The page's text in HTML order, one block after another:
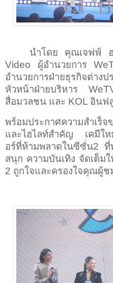
นำโดย คุณเจฟฟ์
Video ผู้อำนวยการ
อำนวยการฝ่ายธุรกิจต่างป
หัวหน้าฝ่ายบริหาร
สื่อมวลชน และ KOL อินฟ
พร้อมประกาศความสำเร็จ
และไฮไลท์สำคัญ เคมีให
อร์ที่ห้ามพลาดในซีซั่น2 ที่
สนุก ความบันเทิง จัดเต็มใ
2 ถูกใจและครองใจคุณผู้ช